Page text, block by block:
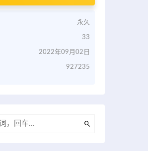
永久
33
2022年09月02日
927235